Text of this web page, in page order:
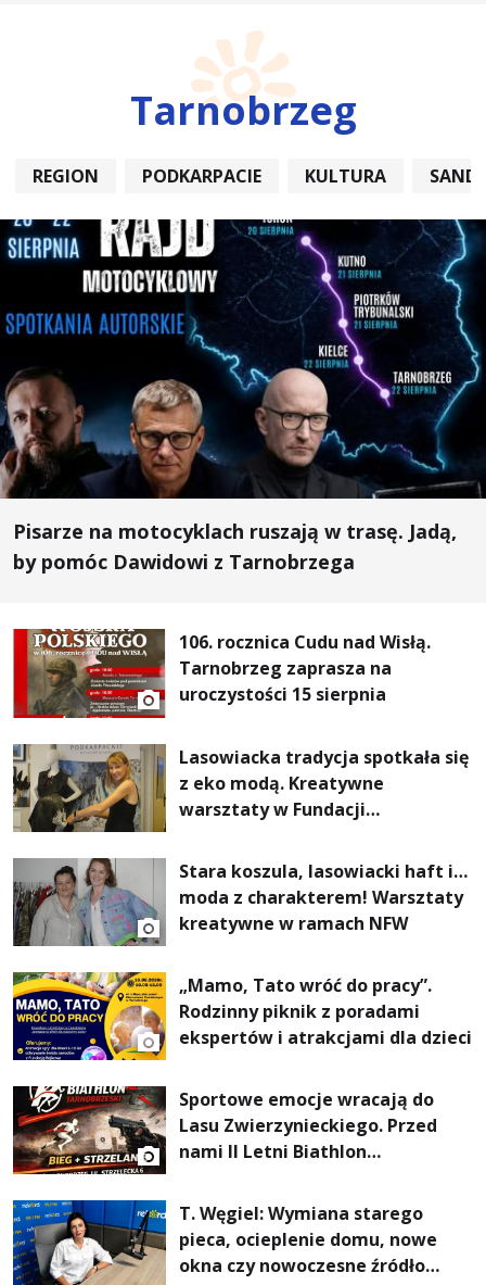
Tarnobrzeg
REGION PODKARPACIE KULTURA
Pisarze na motocyklach ruszają w trasę. Jadą,
by pomóc Dawidowi z Tarnobrzega
106. rocznica Cudu nad Wisłą.
Tarnobrzeg zaprasza na
uroczystości 15 sierpnia
Lasowiacka tradycja spotkała się
z eko modą. Kreatywne
warsztaty w Fundacji
Stara koszula, lasowiacki haft i…
moda z charakterem! Warsztaty
kreatywne w ramach NFW
„Mamo, Tato wróć do pracy”.
Rodzinny piknik z poradami
ekspertów i atrakcjami dla dzieci
Sportowe emocje wracają do
Lasu Zwierzynieckiego. Przed
nami II Letni Biathlon
T. Węgiel: Wymiana starego
pieca, ocieplenie domu, nowe
okna czy nowoczesne źródło